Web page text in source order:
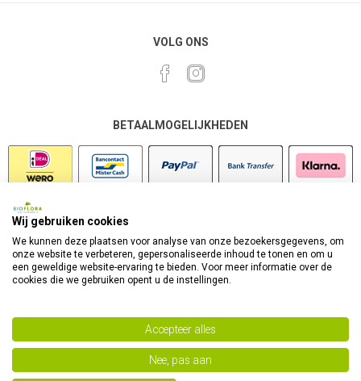
VOLG ONS
BETAALMOGELIJKHEDEN
Powered bynopCommerce
Wij gebruiken cookies
We kunnen deze plaatsen voor analyse van onze bezoekersgegevens, om
onze website te verbeteren, gepersonaliseerde inhoud te tonen en om u
een geweldige website-ervaring te bieden. Voor meer informatie over de
cookies die we gebruiken opent u de instellingen.
Accepteer alles
Nee, pas aan